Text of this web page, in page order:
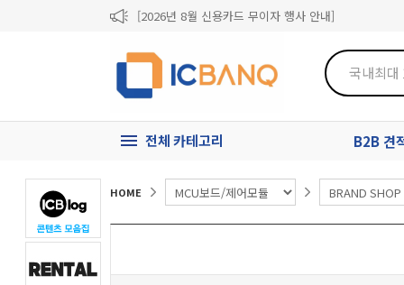
[2026년 8월 신용카드 무이자 행사 안내]
[마일리지 적립 및 사용 정책 개편 안내]
전체 카테고리 B2B 견
HOME